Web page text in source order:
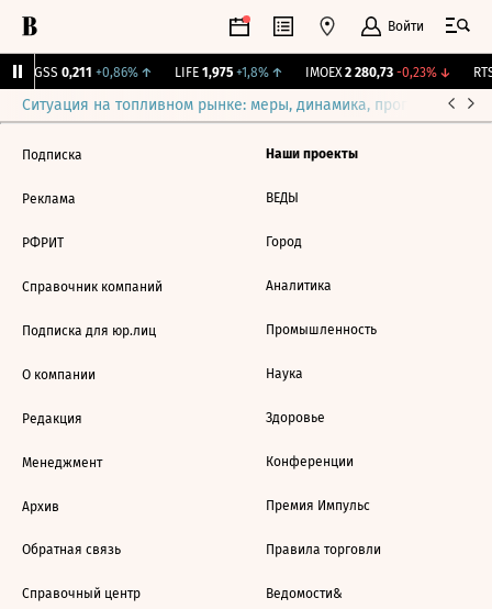
Войти
RGSS 0,211 +0,86%↑ LIFE 1,975 +1,8%↑ IMOEX 2 280,73 -0,23%↓
Ситуация на топливном рынке: меры, динамика, прогнозы
Подписка
Реклама
РФРИТ
Справочник компаний
Подписка для юр.лиц
О компании
Редакция
Менеджмент
Архив
Обратная связь
Справочный центр
Наши проекты
ВЕДЫ
Город
Аналитика
Промышленность
Наука
Здоровье
Конференции
Премия Импульс
Правила торговли
Ведомости&